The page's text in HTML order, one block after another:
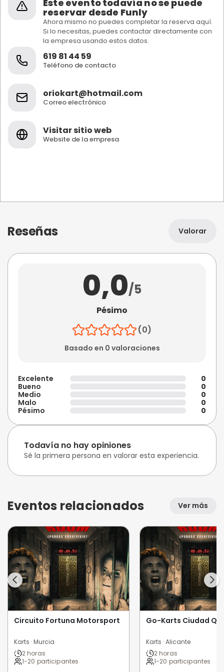
Este evento todavía no se puede
reservar desde Funly
Ahora mismo no puedes completar la reserva aquí.
Si lo necesitas, puedes contactar directamente con
la empresa usando estos datos.
619 81 44 59
Teléfono de contacto
oriokart@hotmail.com
Correo electrónico
Visitar sitio web
Website de la empresa
Reseñas Valorar
0,0/5
Pésimo
(0)
Basado en 0 valoraciones
Excelente
0
Bueno
0
Medio
0
Malo
0
Pésimo
0
Todavía no hay opiniones
Sé la primera persona en valorar esta experiencia.
Eventos relacionados Ver más
Circuito Fortuna Motorsport
Karts · Murcia
2 horas
1-20 participantes
Go-Karts Ciudad
Karts · Alicante
2 horas
1-20 participantes